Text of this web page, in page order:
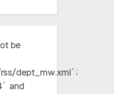
be
dept_mw.xml`;
and